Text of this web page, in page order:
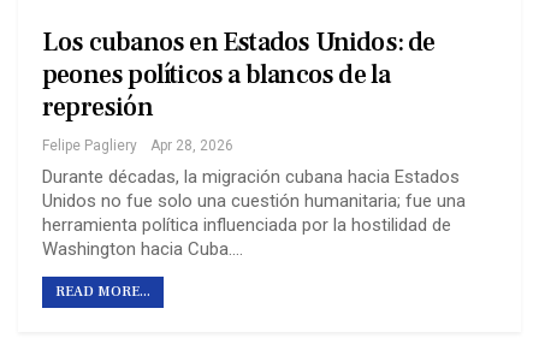
Los cubanos en Estados Unidos: de
peones políticos a blancos de la
represión
Felipe Pagliery Apr 28, 2026
Durante décadas, la migración cubana hacia Estados
Unidos no fue solo una cuestión humanitaria; fue una
herramienta política influenciada por la hostilidad de
Washington hacia Cuba.…
READ MORE...